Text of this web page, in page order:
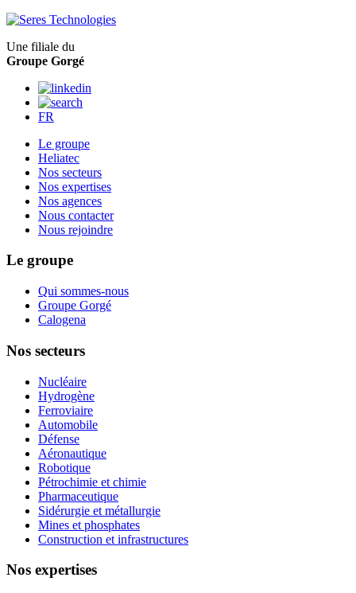
Une filiale du
Groupe Gorgé
FR
Le groupe
Heliatec
Nos secteurs
Nos expertises
Nos agences
Nous contacter
Nous rejoindre
Le groupe
Qui sommes-nous
Groupe Gorgé
Calogena
Nos secteurs
Nucléaire
Hydrogène
Ferroviaire
Automobile
Défense
Aéronautique
Robotique
Pétrochimie et chimie
Pharmaceutique
Sidérurgie et métallurgie
Mines et phosphates
Construction et infrastructures
Nos expertises